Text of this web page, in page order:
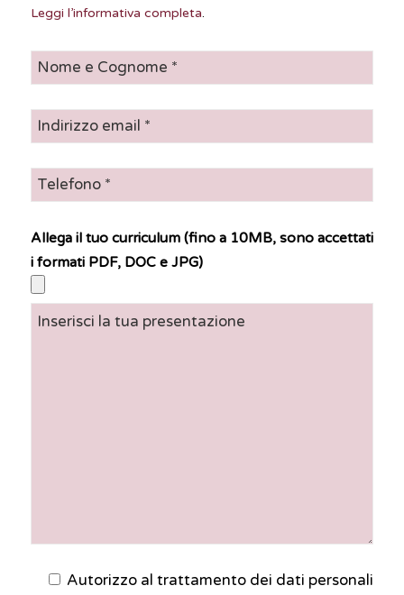
Leggi l’informativa completa.
Allega il tuo curriculum (fino a 10MB, sono accettati
i formati PDF, DOC e JPG)
Autorizzo al trattamento dei dati personali